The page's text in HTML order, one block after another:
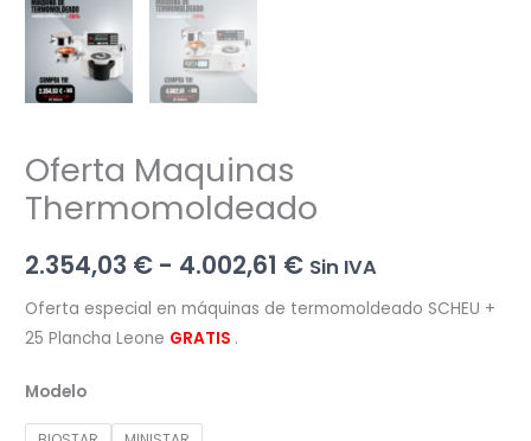
Oferta Maquinas
Thermomoldeado
2.354,03 € - 4.002,61 €Rango
de
Sin IVA
Oferta especial en máquinas de termomoldeado SCHEU +
25 Plancha Leone GRATIS .
Modelo